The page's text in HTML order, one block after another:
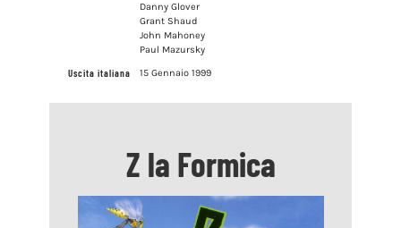
Danny Glover
Grant Shaud
John Mahoney
Paul Mazursky
Uscita italiana
15 Gennaio 1999
Z la Formica